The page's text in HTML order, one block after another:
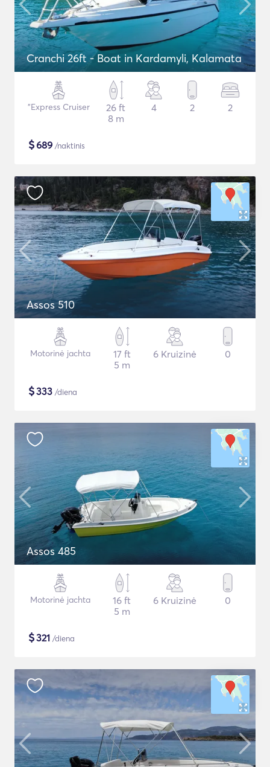
Cranchi 26ft - Boat in Kardamyli, Kalamata
"Express Cruiser
26 ft
8 m
4 2 2
$689 /naktinis
Assos 510
Motorinė jachta
17 ft
5 m
6 Kruizinė 0
$333 /diena
Assos 485
Motorinė jachta
16 ft
5 m
6 Kruizinė 0
$321 /diena